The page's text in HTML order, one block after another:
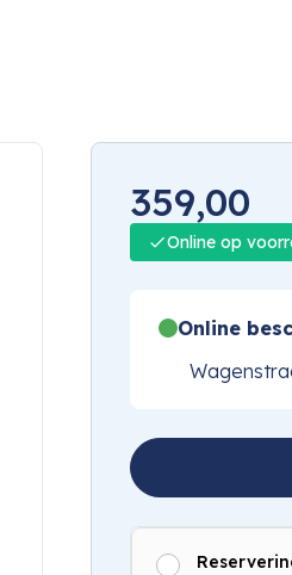
359,00
Online op
Online